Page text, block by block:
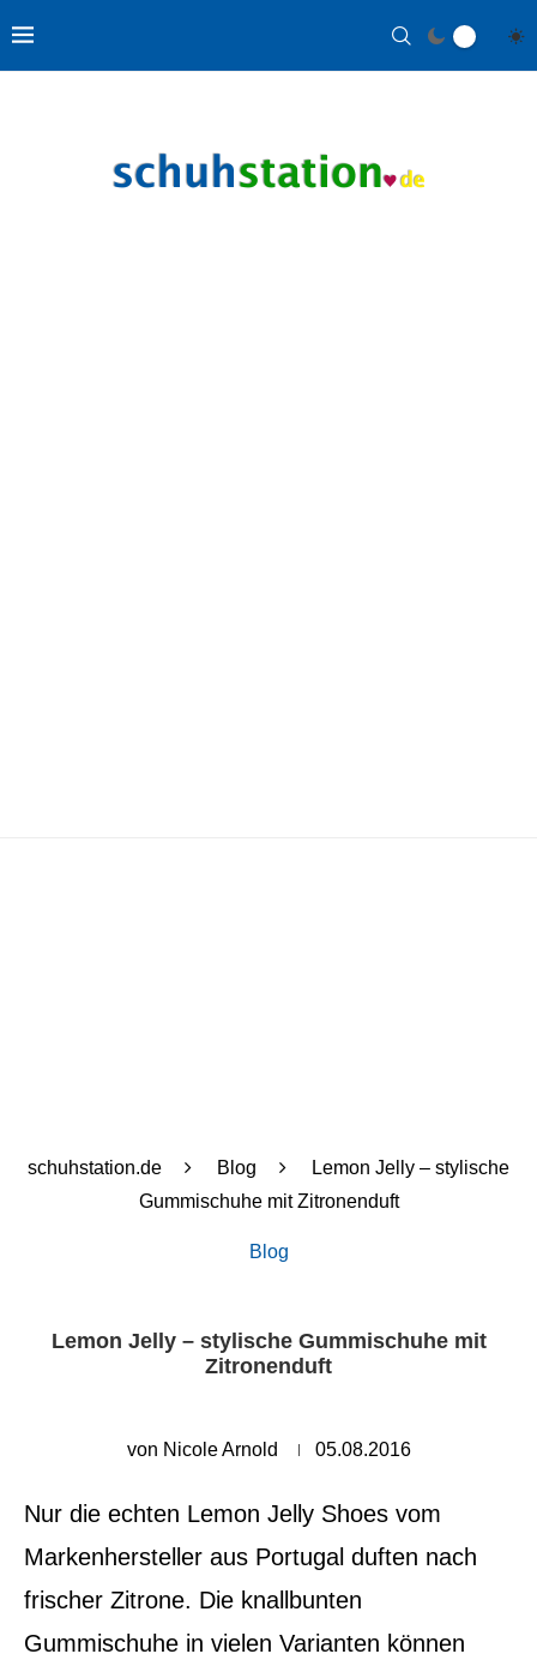
schuhstation.de Blog
Lemon Jelly – stylische
Gummischuhe mit Zitronenduft
Blog
Lemon Jelly – stylische Gummischuhe mit
Zitronenduft
von Nicole Arnold 05.08.2016
Nur die echten Lemon Jelly Shoes vom
Markenhersteller aus Portugal duften nach
frischer Zitrone. Die knallbunten
Gummischuhe in vielen Varianten können